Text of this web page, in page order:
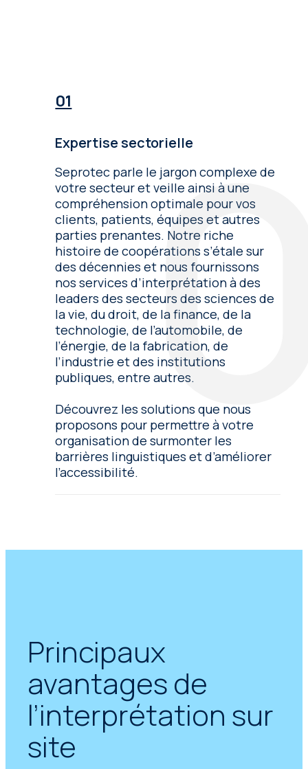
Expertise sectorielle
Seprotec parle le jargon complexe de
votre secteur et veille ainsi à une
compréhension optimale pour vos
clients, patients, équipes et autres
parties prenantes. Notre riche
histoire de coopérations s’étale sur
des décennies et nous fournissons
nos services d’interprétation à des
leaders des secteurs des sciences de
la vie, du droit, de la finance, de la
technologie, de l’automobile, de
l’énergie, de la fabrication, de
l’industrie et des institutions
publiques, entre autres.
Découvrez les solutions que nous
proposons pour permettre à votre
organisation de surmonter les
barrières linguistiques et d’améliorer
l’accessibilité.
Principaux
avantages de
l’interprétation sur
site